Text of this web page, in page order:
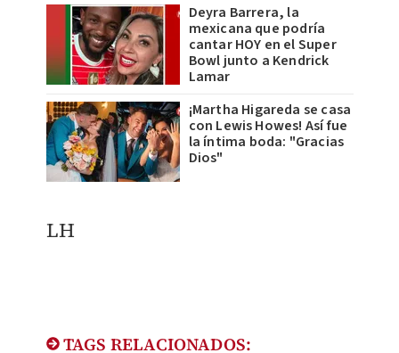
Deyra Barrera, la
mexicana que podría
cantar HOY en el Super
Bowl junto a Kendrick
Lamar
¡Martha Higareda se casa
con Lewis Howes! Así fue
la íntima boda: "Gracias
Dios"
LH
TAGS RELACIONADOS: